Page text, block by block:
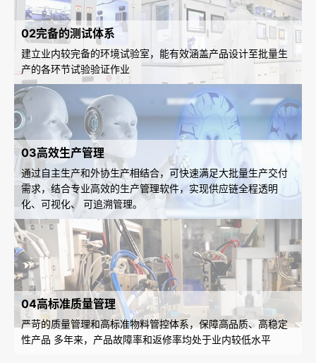
02完备的测试体系
建立业内较完备的环境试验室，能有效涵盖产品设计至批量生
产的各环节试验验证作业
03高效生产管理
通过自主生产和外协生产相结合，可快速满足大批量生产交付
需求，结合专业高效的生产管理软件，实现供应链全程透明
化、可视化、 可追溯管理。
04高标准质量管理
严苛的质量管理和高标准物料管控体系，保障高品质、 高稳定
性产品 多年来，产品故障率和返修率均处于业内较低水平